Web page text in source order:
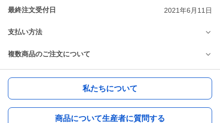
最終注文受付日 2021年6月11日
支払い方法
複数商品のご注文について
私たちについて
商品について生産者に質問する